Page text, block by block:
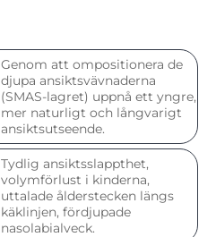
Genom att ompositionera de
djupa ansiktsvävnaderna
(SMAS-lagret) uppnå ett yngre,
mer naturligt och långvarigt
ansiktsutseende.
Tydlig ansiktsslappthet,
volymförlust i kinderna,
uttalade ålderstecken längs
käklinjen, fördjupade
nasolabialveck.